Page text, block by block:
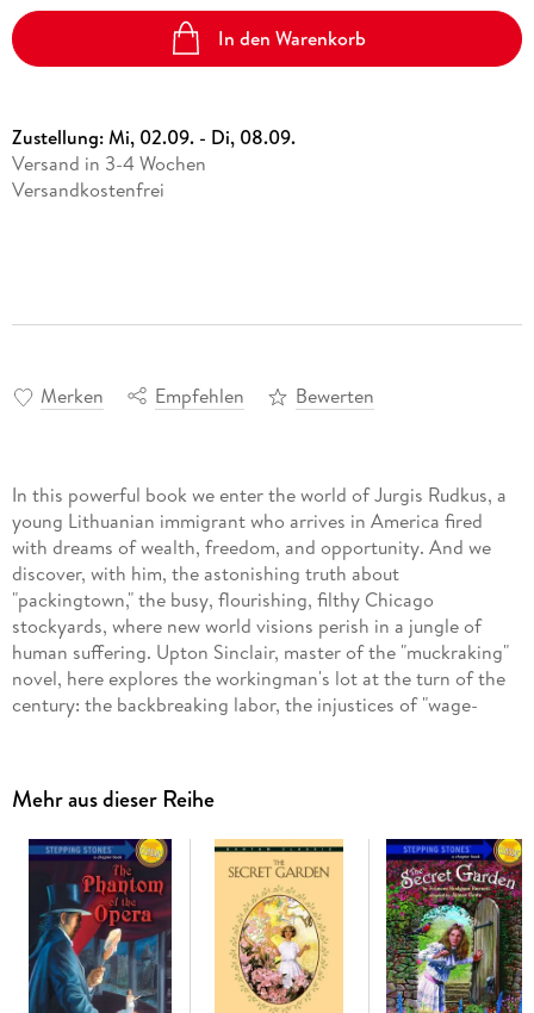
In den Warenkorb
Zustellung:Mi, 02.09. - Di, 08.09.
Versand in 3-4 Wochen
Versandkostenfrei
Merken Empfehlen Bewerten
In this powerful book we enter the world of Jurgis Rudkus, a
young Lithuanian immigrant who arrives in America fired
with dreams of wealth, freedom, and opportunity. And we
discover, with him, the astonishing truth about
"packingtown," the busy, flourishing, filthy Chicago
stockyards, where new world visions perish in a jungle of
human suffering. Upton Sinclair, master of the "muckraking"
novel, here explores the workingman's lot at the turn of the
century: the backbreaking labor, the injustices of "wage-
unflinching detail. Always a vigorous champion on political
reform, Sinclair is also a gripping storyteller, and his 1906
novel stands as one of the most important -- and moving --
works in the literature of social change.
Mehr aus dieser Reihe